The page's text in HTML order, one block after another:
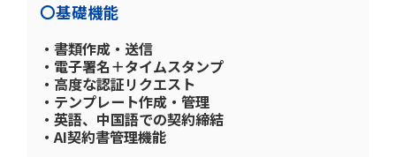
〇基礎機能
・書類作成・送信
・電子署名＋タイムスタンプ
・高度な認証リクエスト
・テンプレート作成・管理
・英語、中国語での契約締結
・AI契約書管理機能